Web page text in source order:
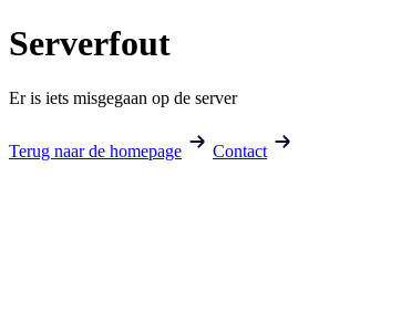
Serverfout
Er is iets misgegaan op de server
Terug naar de homepage Contact